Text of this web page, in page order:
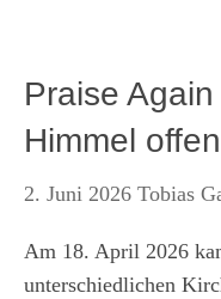
Praise
Himmel
2. Juni 2026 Tobias
Am 18. April 2026
unterschiedlichen